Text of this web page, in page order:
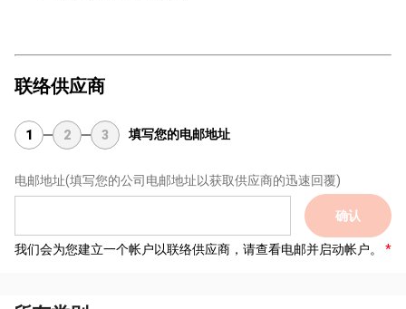
联络供应商
1 2 3 填写您的电邮地址
电邮地址(填写您的公司电邮地址以获取供应商的迅速回覆)
确认
我们会为您建立一个帐户以联络供应商，请查看电邮并启动帐户。